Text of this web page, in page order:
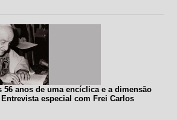
56 anos de uma encíclica e a dimensão
especial com Frei Carlos